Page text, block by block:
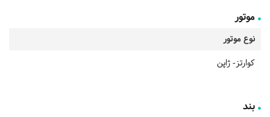
موتور
نوع موتور
کوارتز- ژاپن
بند